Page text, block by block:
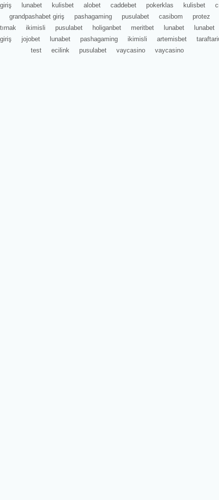
giriş
lunabet kulisbet alobet caddebet pokerklas kulisbet
grandpashabet giriş
pashagaming pusulabet casibom
protez
tırnak
ikimisli pusulabet holiganbet meritbet lunabet
lunabet
giriş
jojobet lunabet pashagaming ikimisli artemisbet
test
ecilink pusulabet vaycasino vaycasino